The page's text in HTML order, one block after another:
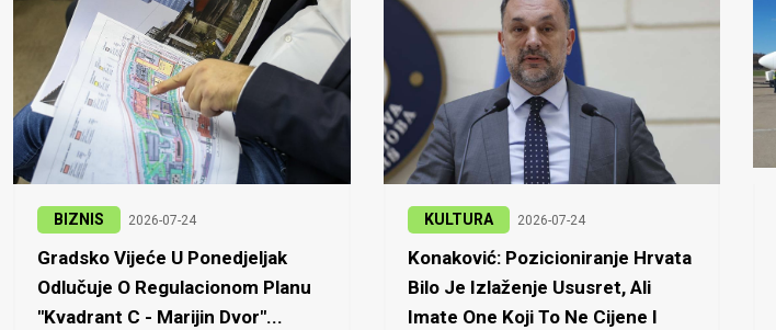
BIZNIS 2026-07-24
Gradsko Vijeće U Ponedjeljak
Odlučuje O Regulacionom Planu
"Kvadrant C - Marijin Dvor"...
KULTURA 2026-07-24
Konaković: Pozicioniranje Hrvata
Bilo Je Izlaženje Ususret, Ali
Imate One Koji To Ne Cijene I